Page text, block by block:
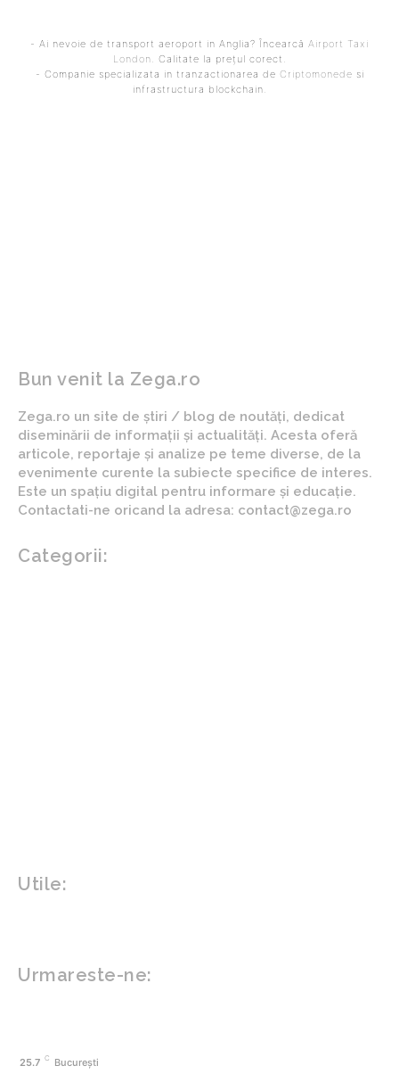
- Ai nevoie de transport aeroport in Anglia? Încearcă Airport Taxi
London . Calitate la prețul corect.
- Companie specializata in tranzactionarea de Criptomonede si
infrastructura blockchain.
Bun venit la Zega.ro
Zega.ro un site de știri / blog de noutăți, dedicat
diseminării de informații și actualități. Acesta oferă
articole, reportaje și analize pe teme diverse, de la
evenimente curente la subiecte specifice de interes.
Este un spațiu digital pentru informare și educație.
Contactati-ne oricand la adresa: contact@zega.ro
Categorii:
Utile:
Urmareste-ne:
25.7 C București